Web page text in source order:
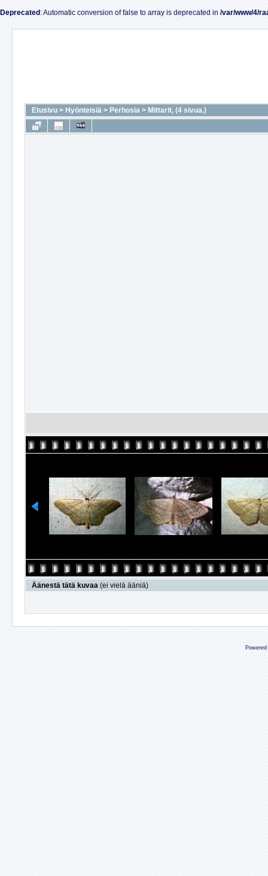
Deprecated : Automatic conversion of false to array is deprecated in /var/www/4/
Etusivu > Hyönteisiä > Perhosia > Mittarit, (4 sivua.)
Äänestä tätä kuvaa (ei vielä ääniä)